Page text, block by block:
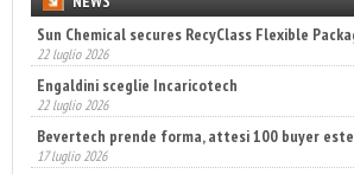
Sun Chemical secures RecyClass Flexible
22 luglio 2026
Engaldini sceglie Incaricotech
22 luglio 2026
Bevertech prende forma, attesi 100 buyer
17 luglio 2026